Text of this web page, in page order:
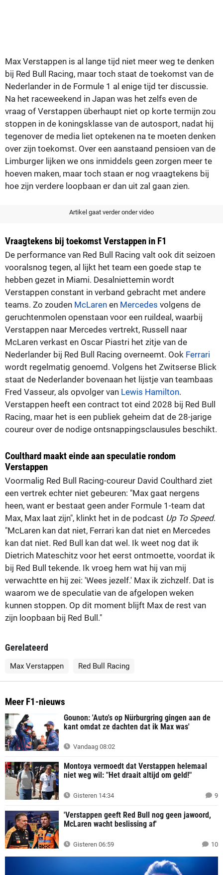
Max Verstappen is al lange tijd niet meer weg te denken
bij Red Bull Racing, maar toch staat de toekomst van de
Nederlander in de Formule 1 al enige tijd ter discussie.
Na het raceweekend in Japan was het zelfs even de
vraag of Verstappen überhaupt niet op korte termijn zou
stoppen in de koningsklasse van de autosport, nadat hij
tegenover de media liet optekenen na te moeten denken
over zijn toekomst. Over een aanstaand pensioen van de
Limburger lijken we ons inmiddels geen zorgen meer te
hoeven maken, maar toch staan er nog vraagtekens bij
hoe zijn verdere loopbaan er dan uit zal gaan zien.
Artikel gaat verder onder video
Vraagtekens bij toekomst Verstappen in F1
De performance van Red Bull Racing valt ook dit seizoen
vooralsnog tegen, al lijkt het team een goede stap te
hebben gezet in Miami. Desalniettemin wordt
Verstappen constant in verband gebracht met andere
teams. Zo zouden McLaren en Mercedes volgens de
geruchtenmolen openstaan voor een ruildeal, waarbij
Verstappen naar Mercedes vertrekt, Russell naar
McLaren verkast en Oscar Piastri het zitje van de
Nederlander bij Red Bull Racing overneemt. Ook Ferrari
wordt regelmatig genoemd. Volgens het Zwitserse Blick
staat de Nederlander bovenaan het lijstje van teambaas
Fred Vasseur, als opvolger van Lewis Hamilton.
Verstappen heeft een contract tot eind 2028 bij Red Bull
Racing, maar het is een publiek geheim dat de 28-jarige
coureur over de nodige ontsnappingsclausules beschikt.
Coulthard maakt einde aan speculatie rondom
Verstappen
Voormalig Red Bull Racing-coureur David Coulthard ziet
een vertrek echter niet gebeuren: "Max gaat nergens
heen, want er bestaat geen ander Formule 1-team dat
Max, Max laat zijn", klinkt het in de podcast Up To Speed.
"McLaren kan dat niet, Ferrari kan dat niet en Mercedes
kan dat niet. Red Bull kan dat wel. Ik weet nog dat ik
Dietrich Mateschitz voor het eerst ontmoette, voordat ik
bij Red Bull tekende. Ik vroeg hem wat hij van mij
verwachtte en hij zei: 'Wees jezelf.' Max ik zichzelf. Dat is
waarom we de speculatie van de afgelopen weken
kunnen stoppen. Op dit moment blijft Max de rest van
zijn loopbaan bij Red Bull."
Gerelateerd
Max Verstappen Red Bull Racing
Meer F1-nieuws
Gounon: 'Auto's op Nürburgring gingen aan de
kant omdat ze dachten dat ik Max was'
Vandaag 08:02
Montoya vermoedt dat Verstappen helemaal
niet weg wil: "Het draait altijd om geld!"
Gisteren 14:34 9
'Verstappen geeft Red Bull nog geen jawoord,
McLaren wacht beslissing af'
Gisteren 06:59 10